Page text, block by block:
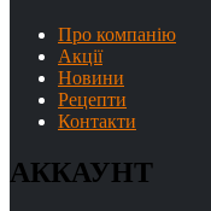
Про компанію
Акції
Новини
Рецепти
Контакти
АККАУНТ